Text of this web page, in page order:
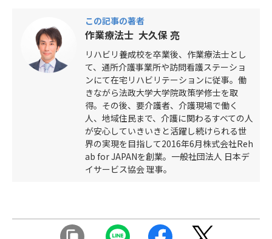
この記事の著者
作業療法士 大久保 亮
リハビリ養成校を卒業後、作業療法士とし
て、通所介護事業所や訪問看護ステーショ
ンにて在宅リハビリテーションに従事。働
きながら法政大学大学院政策学修士を取
得。その後、要介護者、介護現場で働く
人、地域住民まで、介護に関わるすべての人
が安心していきいきと活躍し続けられる世
界の実現を目指して2016年6月株式会社Reh
ab for JAPANを創業。一般社団法人 日本デ
イサービス協会 理事。